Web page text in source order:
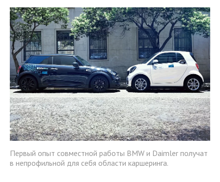
Первый опыт совместной работы BMW и Daimler получат
в непрофильной для себя области каршеринга.